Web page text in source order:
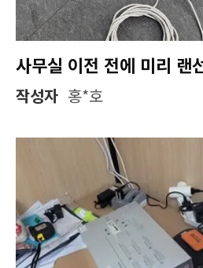
작성자 홍*호